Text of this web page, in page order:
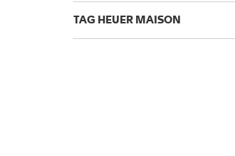
TAG HEUER MAISON